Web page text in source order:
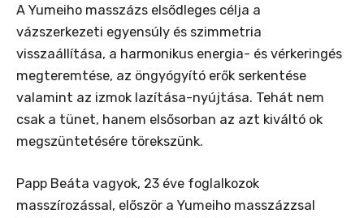
A Yumeiho masszázs elsődleges célja a
vázszerkezeti egyensúly és szimmetria
visszaállítása, a harmonikus energia- és vérkeringés
megteremtése, az öngyógyító erők serkentése
valamint az izmok lazítása-nyújtása. Tehát nem
csak a tünet, hanem elsősorban az azt kiváltó ok
megszüntetésére törekszünk.
Papp Beáta vagyok, 23 éve foglalkozok
masszírozással, először a Yumeiho masszázzsal